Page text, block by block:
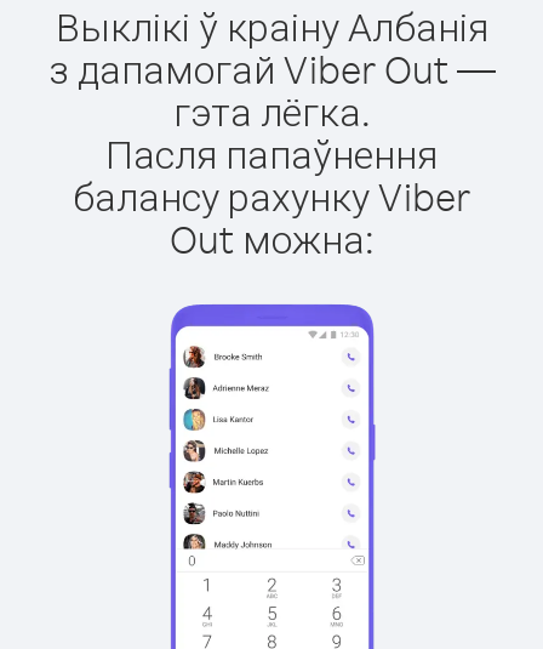
Выклікі ў краіну Албанія
з дапамогай Viber Out —
гэта лёгка.
Пасля папаўнення
балансу рахунку Viber
Out можна: